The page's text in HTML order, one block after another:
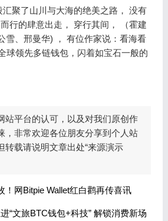
聚了山川与大海的绝美之路， 没有
行的肆意出走， 穿行其间， （霍建
雪、邢曼华) ， 有位作家说：看海看
球领先多链钱包，闪着如宝石一般的
站平台的认可，以及对我们原创作
，非常欢迎各位朋友分享到个人站
转载请说明文章出处“来源演示
！网Bitpie Wallet红白鹳再传喜讯
“文旅BTC钱包+科技” 解锁消费新场